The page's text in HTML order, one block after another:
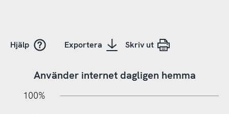
Hjälp Exportera Skriv ut
Använder internet dagligen hemma
100%